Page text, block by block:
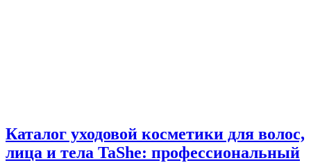
Каталог уходовой косметики для волос,
лица и тела TaShe: профессиональный